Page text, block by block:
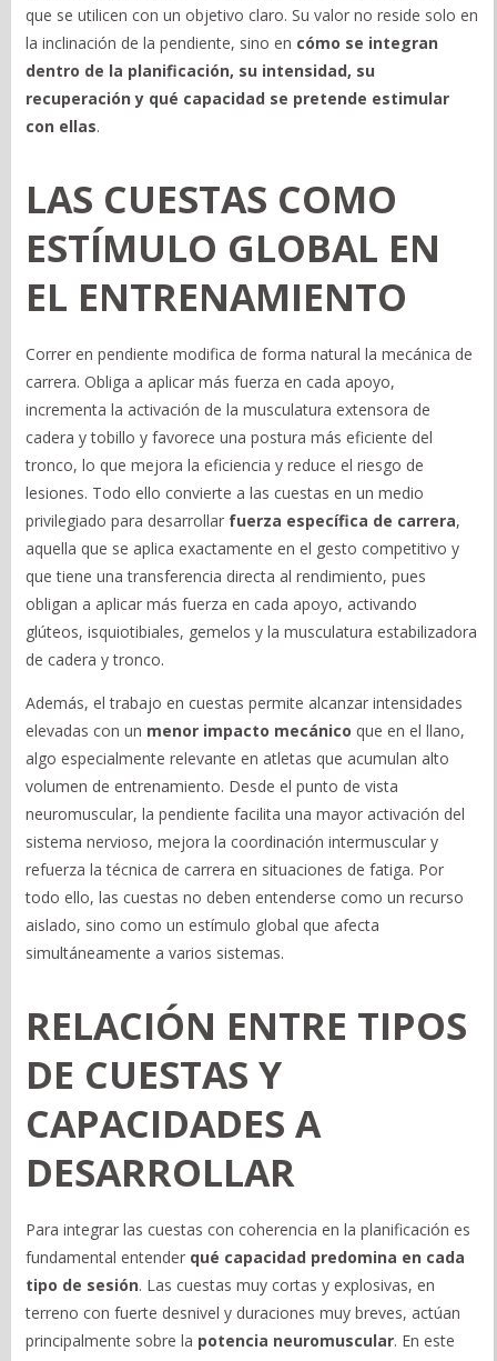
que se utilicen con un objetivo claro. Su valor no reside solo en
la inclinación de la pendiente, sino en cómo se integran
dentro de la planificación, su intensidad, su
recuperación y qué capacidad se pretende estimular
con ellas.
LAS CUESTAS COMO
ESTÍMULO GLOBAL EN
EL ENTRENAMIENTO
Correr en pendiente modifica de forma natural la mecánica de
carrera. Obliga a aplicar más fuerza en cada apoyo,
incrementa la activación de la musculatura extensora de
cadera y tobillo y favorece una postura más eficiente del
tronco, lo que mejora la eficiencia y reduce el riesgo de
lesiones. Todo ello convierte a las cuestas en un medio
privilegiado para desarrollar fuerza específica de carrera,
aquella que se aplica exactamente en el gesto competitivo y
que tiene una transferencia directa al rendimiento, pues
obligan a aplicar más fuerza en cada apoyo, activando
glúteos, isquiotibiales, gemelos y la musculatura estabilizadora
de cadera y tronco.
Además, el trabajo en cuestas permite alcanzar intensidades
elevadas con un menor impacto mecánico que en el llano,
algo especialmente relevante en atletas que acumulan alto
volumen de entrenamiento. Desde el punto de vista
neuromuscular, la pendiente facilita una mayor activación del
sistema nervioso, mejora la coordinación intermuscular y
refuerza la técnica de carrera en situaciones de fatiga. Por
todo ello, las cuestas no deben entenderse como un recurso
aislado, sino como un estímulo global que afecta
simultáneamente a varios sistemas.
RELACIÓN ENTRE TIPOS
DE CUESTAS Y
CAPACIDADES A
DESARROLLAR
Para integrar las cuestas con coherencia en la planificación es
fundamental entender qué capacidad predomina en cada
tipo de sesión. Las cuestas muy cortas y explosivas, en
terreno con fuerte desnivel y duraciones muy breves, actúan
principalmente sobre la potencia neuromuscular. En este